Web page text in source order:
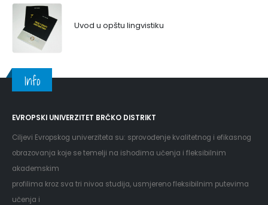
Uvod u opštu lingvistiku
Info
EVROPSKI UNIVERZITET BRČKO DISTRIKT
Ciljevi Evropskog univerziteta su: sprovođenje kvalitetnog i efikasnog
obrazovanja koje se temelji na ishodima učenja i fleksibilnim
akademskim
profilima kroz sva tri nivoa studija, usmjereno fleksibilnim putevima
učenja i